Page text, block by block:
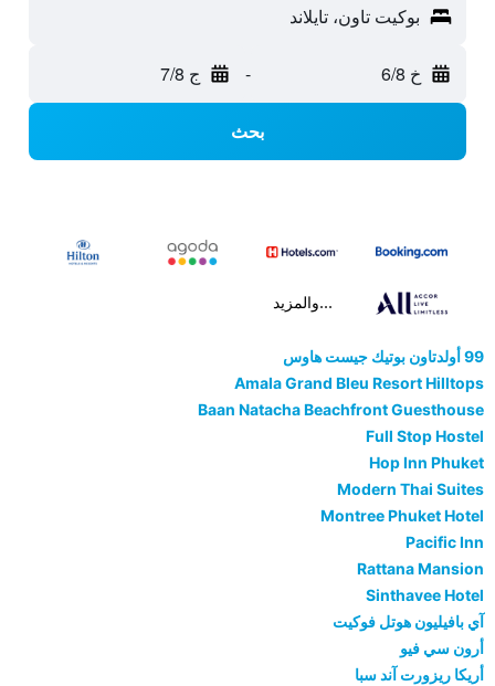
بوكيت تاون، تايلاند
خ 6/8 - ج 7/8
بحث
...والمزيد
99 أولدتاون بوتيك جيست هاوس
Amala Grand Bleu Resort Hilltops
Baan Natacha Beachfront Guesthouse
Full Stop Hostel
Hop Inn Phuket
Modern Thai Suites
Montree Phuket Hotel
Pacific Inn
Rattana Mansion
Sinthavee Hotel
آي بافيليون هوتل فوكيت
أرون سي فيو
أريكا ريزورت آند سبا